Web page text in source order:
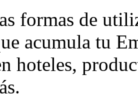
formas de
acumula tu
hoteles,